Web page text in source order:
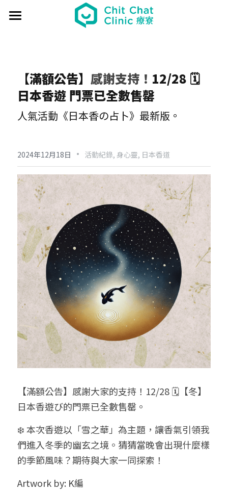
最新動態 Event
日本香遊 - 香道體驗
過往活動 Past
《真相追尋者》十字路口篇
日本香の占卜🎐
文化美食夜
療寮看電影
給大人的電影社
手作．時光
台港文化傾偈會
《我在露台煎西多士》場刊
展覽 Exhibition
《島工》職業醫學社區展
《邊界》概念藝術展
《休日》創作聯展
療癒 & 心靈 Wellness
板橋輕運動
實青小學堂+
特別企劃 - 眠八月
實體課程 Course
板橋運動教室
Yoga 瑜珈
Boxing 拳擊
運動課花絮
廣東話基礎班
新北輕騎行
給香港人的國語課
西多士 粵語劇場
守護華江人工濕地
療寮．工作室開放日
《神隱》實境遊戲
遊戲主頁
調香師
馴獸師
場地租借 Venue
場地租借
共享空間
現場環境
價格方案
平日最新優惠
部落格 Blog
聯絡我們 Contact us
登錄/註冊
搜索
02 7755 7668
chitchatclinic@gmail.com
預約
【滿額公告】 感謝支持！ 12/28 🗓️
日本香遊 門票已全數售罄
人氣活動《日本香の占卜》最新版。
2024年12月18日 · 活動紀錄, 身心靈, 日本香道
【滿額公告】感謝大家的支持！12/28 🗓️【冬】
日本香遊び的門票已全數售罄。
❄️ 本次香遊以「雪之華」為主題，讓香氣引領我
們進入冬季的幽玄之境。猜猜當晚會出現什麼樣
的季節風味？期待與大家一同探索！
Artwork by: K編